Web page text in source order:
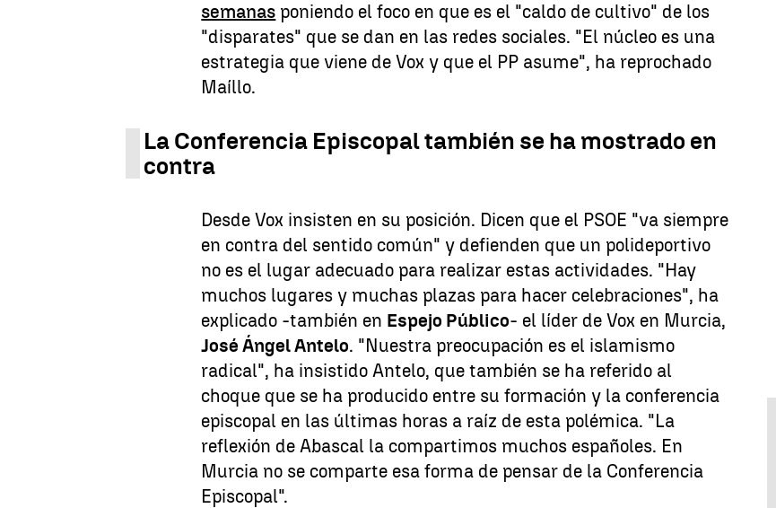
semanas poniendo el foco en que es el "caldo de cultivo" de los
"disparates" que se dan en las redes sociales. "El núcleo es una
estrategia que viene de Vox y que el PP asume", ha reprochado
Maíllo.
La Conferencia Episcopal también se ha mostrado en
contra
Desde Vox insisten en su posición. Dicen que el PSOE "va siempre
en contra del sentido común" y defienden que un polideportivo
no es el lugar adecuado para realizar estas actividades. "Hay
muchos lugares y muchas plazas para hacer celebraciones", ha
explicado -también en Espejo Público- el líder de Vox en Murcia,
José Ángel Antelo. "Nuestra preocupación es el islamismo
radical", ha insistido Antelo, que también se ha referido al
choque que se ha producido entre su formación y la conferencia
episcopal en las últimas horas a raíz de esta polémica. "La
reflexión de Abascal la compartimos muchos españoles. En
Murcia no se comparte esa forma de pensar de la Conferencia
Episcopal".